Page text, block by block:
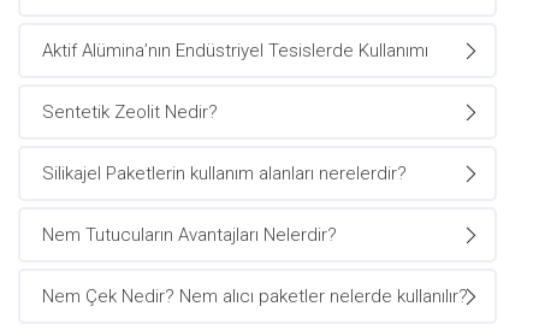
Aktif Alümina’nın Endüstriyel Tesislerde Kullanımı
Sentetik Zeolit Nedir?
Silikajel Paketlerin kullanım alanları nerelerdir?
Nem Tutucuların Avantajları Nelerdir?
Nem Çek Nedir? Nem alıcı paketler nelerde kullanılır?